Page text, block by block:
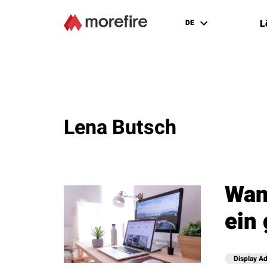
DE
Lena Butsch
ein
Display